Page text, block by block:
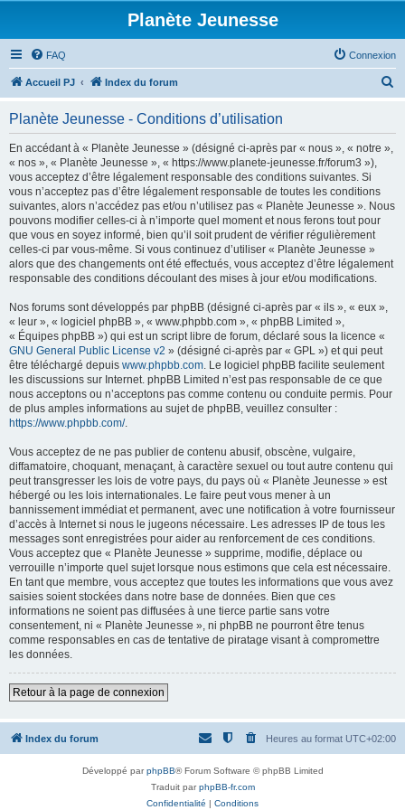
Planète Jeunesse
FAQ Connexion
Accueil PJ Index du forum
Planète Jeunesse - Conditions d’utilisation
En accédant à « Planète Jeunesse » (désigné ci-après par « nous », « notre »,
« nos », « Planète Jeunesse », « https://www.planete-jeunesse.fr/forum3 »),
vous acceptez d’être légalement responsable des conditions suivantes. Si
vous n’acceptez pas d’être légalement responsable de toutes les conditions
suivantes, alors n’accédez pas et/ou n’utilisez pas « Planète Jeunesse ». Nous
pouvons modifier celles-ci à n’importe quel moment et nous ferons tout pour
que vous en soyez informé, bien qu’il soit prudent de vérifier régulièrement
celles-ci par vous-même. Si vous continuez d’utiliser « Planète Jeunesse »
alors que des changements ont été effectués, vous acceptez d’être légalement
responsable des conditions découlant des mises à jour et/ou modifications.
Nos forums sont développés par phpBB (désigné ci-après par « ils », « eux »,
« leur », « logiciel phpBB », « www.phpbb.com », « phpBB Limited »,
« Équipes phpBB ») qui est un script libre de forum, déclaré sous la licence «
GNU General Public License v2 » (désigné ci-après par « GPL ») et qui peut
être téléchargé depuis www.phpbb.com. Le logiciel phpBB facilite seulement
les discussions sur Internet. phpBB Limited n’est pas responsable de ce que
nous acceptons ou n’acceptons pas comme contenu ou conduite permis. Pour
de plus amples informations au sujet de phpBB, veuillez consulter :
https://www.phpbb.com/.
Vous acceptez de ne pas publier de contenu abusif, obscène, vulgaire,
diffamatoire, choquant, menaçant, à caractère sexuel ou tout autre contenu qui
peut transgresser les lois de votre pays, du pays où « Planète Jeunesse » est
hébergé ou les lois internationales. Le faire peut vous mener à un
bannissement immédiat et permanent, avec une notification à votre fournisseur
d’accès à Internet si nous le jugeons nécessaire. Les adresses IP de tous les
messages sont enregistrées pour aider au renforcement de ces conditions.
Vous acceptez que « Planète Jeunesse » supprime, modifie, déplace ou
verrouille n’importe quel sujet lorsque nous estimons que cela est nécessaire.
En tant que membre, vous acceptez que toutes les informations que vous avez
saisies soient stockées dans notre base de données. Bien que ces
informations ne soient pas diffusées à une tierce partie sans votre
consentement, ni « Planète Jeunesse », ni phpBB ne pourront être tenus
comme responsables en cas de tentative de piratage visant à compromettre
les données.
Retour à la page de connexion
Index du forum Heures au format UTC+02:00
Développé parphpBB® Forum Software © phpBB Limited
Traduit parphpBB-fr.com
Confidentialité | Conditions